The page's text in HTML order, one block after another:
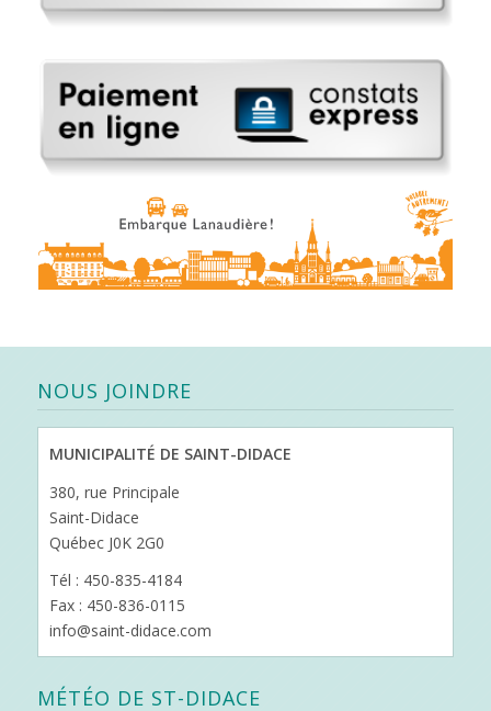
NOUS JOINDRE
MUNICIPALITÉ DE SAINT-DIDACE
380, rue Principale
Saint-Didace
Québec J0K 2G0
Tél : 450-835-4184
Fax : 450-836-0115
info@saint-didace.com
MÉTÉO DE ST-DIDACE